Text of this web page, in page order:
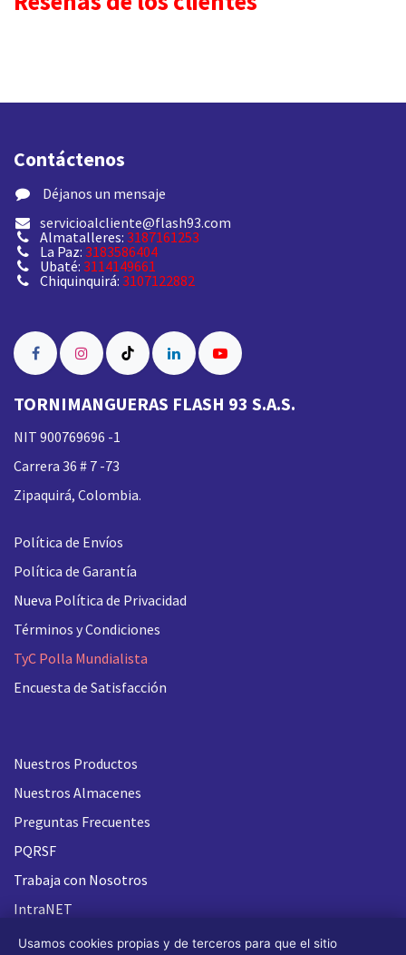
Contáctenos
​ Déjanos un mensaje
servicioalcliente@flash93.com
Almatalleres: 3187161253
La Paz: 3183586404
Ubaté: 3114149661
Chiquinquirá: 3107122882
TORNIMANGUERAS FLASH 93 S.A.S.
NIT 900769696 -1
Carrera 36 # 7 -73
Zipaquirá, Colombia.
Política de Envíos
Política de Garantía
Nueva Política de Privacidad
Términos y Condiciones
TyC Polla Mundialista
Encuesta de Satisfacción
Nuestros Productos
Nuestros Almacenes
Preguntas Frecuentes
PQRSF
Trabaja con Nosotros
IntraNET
Usamos cookies propias y de terceros para que el sitio